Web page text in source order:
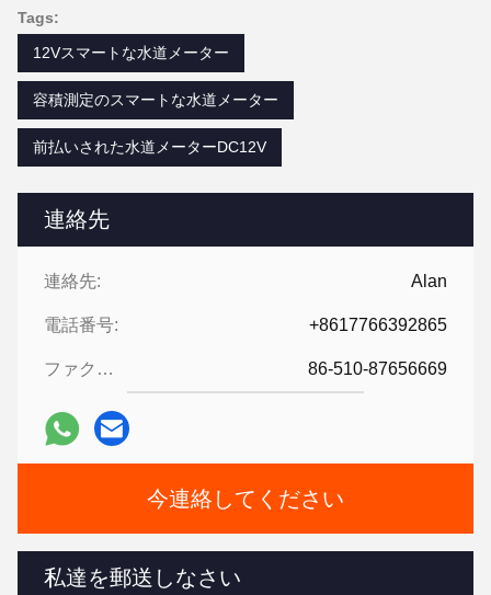
連絡先
連絡先: Alan
電話番号: +8617766392865
ファクシミリ: 86-510-87656669
今連絡してください
私達を郵送しなさい
Tags:
12Vスマートな水道メーター
容積測定のスマートな水道メーター
前払いされた水道メーターDC12V